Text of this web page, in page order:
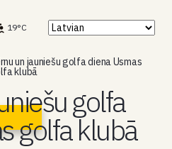
19°C
un jauniešu golfa diena Usmas
klubā
golfa
golfa klubā